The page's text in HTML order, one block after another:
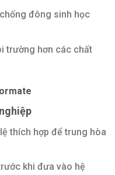
đông sinh học
trường hơn các chất
thích hợp để trung hòa
khi đưa vào hệ